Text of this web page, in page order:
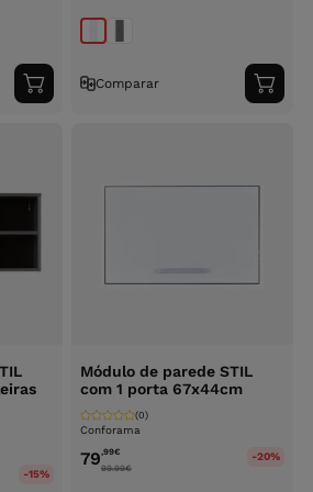
Adicionar
ao
Comparar
ao
-15%
Módulo de parede STIL
com 1 porta 67x44cm
Conforama
(0)
79,99€
99.99€
-20%